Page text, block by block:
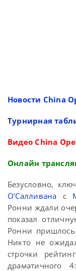
Новости China
Турнирная
Видео China
Онлайн
Безусловно,
О’Салливана с
Ронни ждали
показал
Ронни
Никто не
строчки